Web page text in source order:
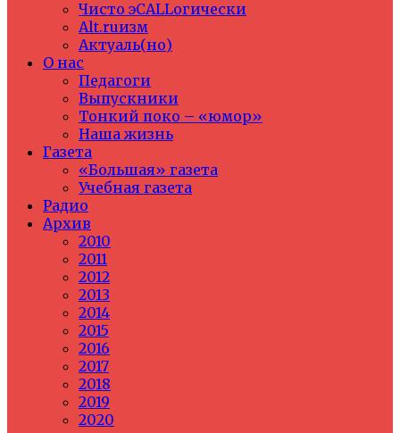
Чисто эCALLогически
Alt.ruизм
Актуаль(но)
О нас
Педагоги
Выпускники
Тонкий поко – «юмор»
Наша жизнь
Газета
«Большая» газета
Учебная газета
Радио
Архив
2010
2011
2012
2013
2014
2015
2016
2017
2018
2019
2020